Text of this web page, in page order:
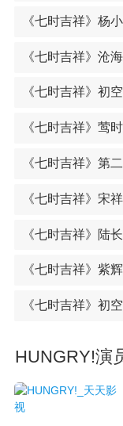
《七时吉祥》杨
《七时吉祥》沧
《七时吉祥》初
《七时吉祥》莺
《七时吉祥》第
《七时吉祥》宋
《七时吉祥》陆
《七时吉祥》紫
《七时吉祥》初
HUNGRY!演